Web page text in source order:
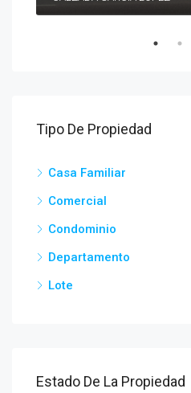
Tipo De Propiedad
Casa Familiar
Comercial
Condominio
Departamento
Lote
Estado De La Propiedad